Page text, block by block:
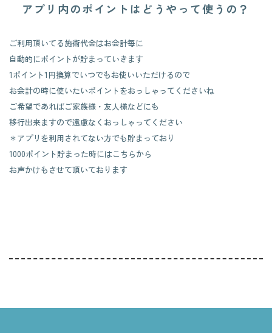
アプリ内のポイントはどうやって使うの？
ご利用頂いてる施術代金はお会計毎に
自動的にポイントが貯まっていきます
1ポイント1円換算でいつでもお使いいただけるので
お会計の時に使いたいポイントをおっしゃってくださいね
ご希望であればご家族様・友人様などにも
移行出来ますので遠慮なくおっしゃってください
＊アプリを利用されてない方でも貯まっており
1000ポイント貯まった時にはこちらから
​​​​​​​お声かけもさせて頂いております